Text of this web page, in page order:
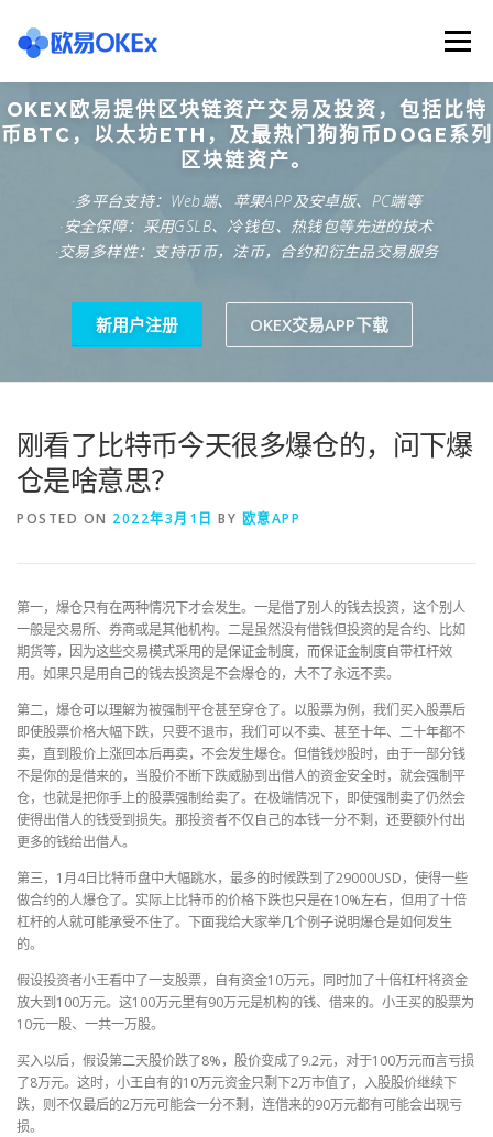
content
Menu
欧意交易所 关于欧意OKX 欧意APP下载
欧意注册网址 欧意交易下载 欧意团队
OKEX欧易提供区块链资产交易及投资，包括比特
币BTC，以太坊ETH，及最热门狗狗币DOGE系列
区块链资产。
·多平台支持：Web端、苹果APP及安卓版、PC端等
·安全保障：采用GSLB、冷钱包、热钱包等先进的技术
·交易多样性：支持币币，法币，合约和衍生品交易服务
新用户注册 OKEX交易APP下载
刚看了比特币今天很多爆仓的，问下爆
仓是啥意思？
POSTED ON 2022年3月1日 BY 欧意APP
第一，爆仓只有在两种情况下才会发生。一是借了别人的钱去投资，这个别人
一般是交易所、券商或是其他机构。二是虽然没有借钱但投资的是合约、比如
期货等，因为这些交易模式采用的是保证金制度，而保证金制度自带杠杆效
用。如果只是用自己的钱去投资是不会爆仓的，大不了永远不卖。
第二，爆仓可以理解为被强制平仓甚至穿仓了。以股票为例，我们买入股票后
即使股票价格大幅下跌，只要不退市，我们可以不卖、甚至十年、二十年都不
卖，直到股价上涨回本后再卖，不会发生爆仓。但借钱炒股时，由于一部分钱
不是你的是借来的，当股价不断下跌威胁到出借人的资金安全时，就会强制平
仓，也就是把你手上的股票强制给卖了。在极端情况下，即使强制卖了仍然会
使得出借人的钱受到损失。那投资者不仅自己的本钱一分不剩，还要额外付出
更多的钱给出借人。
第三，1月4日比特币盘中大幅跳水，最多的时候跌到了29000USD，使得一些
做合约的人爆仓了。实际上比特币的价格下跌也只是在10%左右，但用了十倍
杠杆的人就可能承受不住了。下面我给大家举几个例子说明爆仓是如何发生
的。
假设投资者小王看中了一支股票，自有资金10万元，同时加了十倍杠杆将资金
放大到100万元。这100万元里有90万元是机构的钱、借来的。小王买的股票为
10元一股、一共一万股。
买入以后，假设第二天股价跌了8%，股价变成了9.2元，对于100万元而言亏损
了8万元。这时，小王自有的10万元资金只剩下2万市值了，入股股价继续下
跌，则不仅最后的2万元可能会一分不剩，连借来的90万元都有可能会出现亏
损。